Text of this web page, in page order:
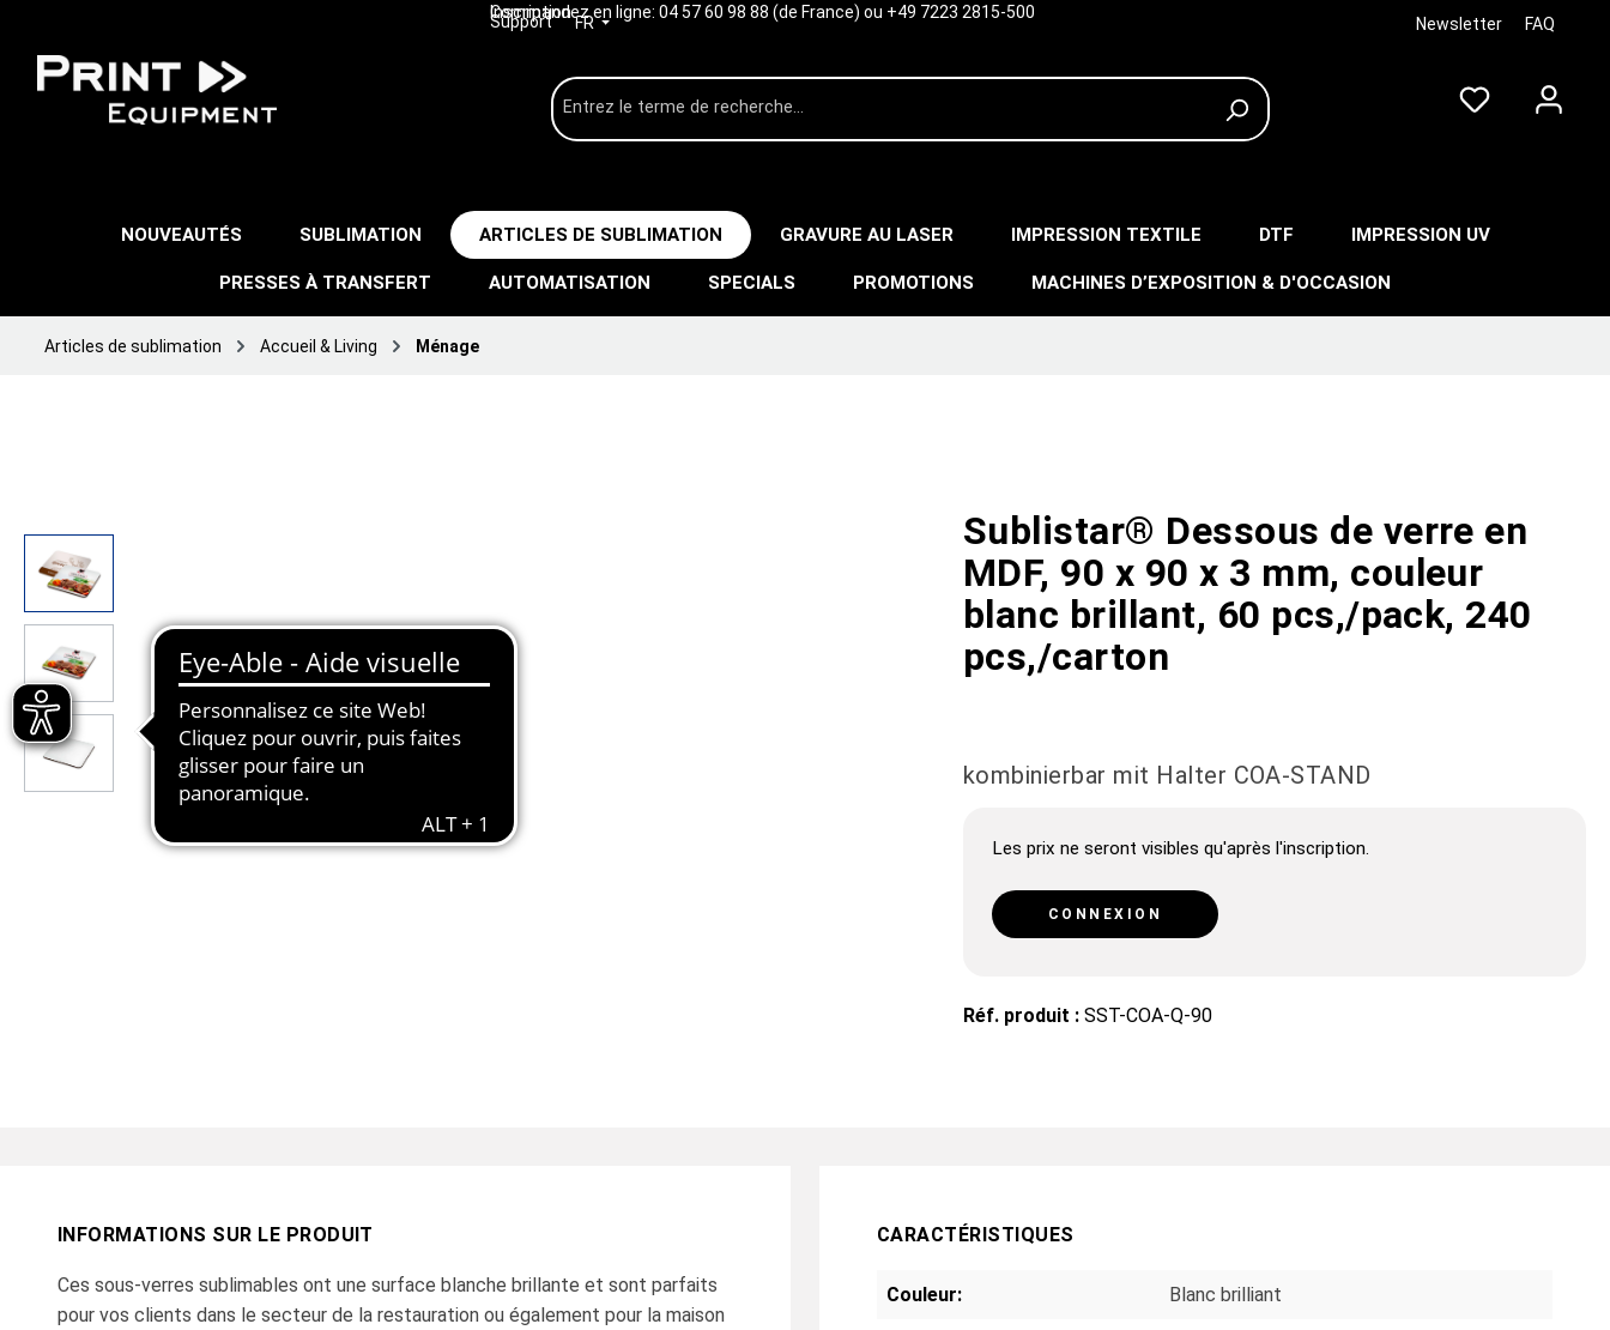
Inscription
Commandez en ligne: 04 57 60 98 88 (de France) ou +49 7223 2815-500
Support FR Newsletter FAQ
NOUVEAUTÉS SUBLIMATION ARTICLES DE SUBLIMATION GRAVURE AU LASER IMPRESSION TEXTILE DTF IMPRESSION UV
PRESSES À TRANSFERT AUTOMATISATION SPECIALS PROMOTIONS MACHINES D’EXPOSITION & D'OCCASION
Articles de sublimation Accueil & Living Ménage
Sublistar® Dessous de verre en
MDF, 90 x 90 x 3 mm, couleur
blanc brillant, 60 pcs,/pack, 240
pcs,/carton
kombinierbar mit Halter COA-STAND
Les prix ne seront visibles qu'après l'inscription.
CONNEXION
Réf. produit : SST-COA-Q-90
INFORMATIONS SUR LE PRODUIT
Ces sous-verres sublimables ont une surface blanche brillante et sont parfaits
pour vos clients dans le secteur de la restauration ou également pour la maison
CARACTÉRISTIQUES
Couleur: Blanc brilliant